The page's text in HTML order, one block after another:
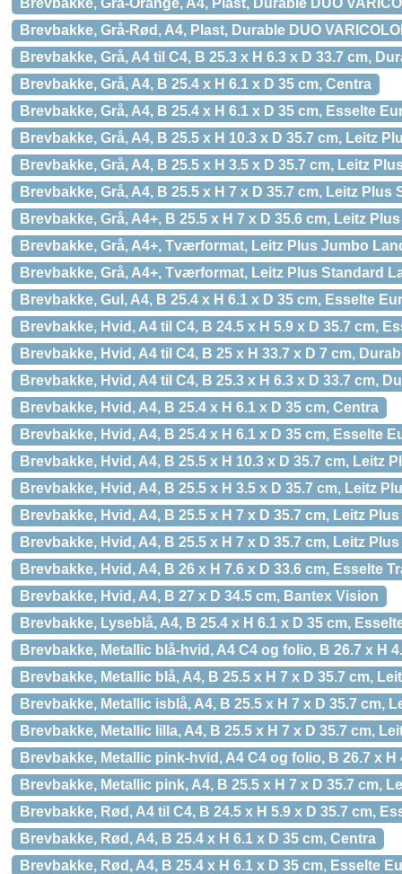
Brevbakke, Grå-Orange, A4, Plast, Durable DUO
Brevbakke, Grå-Rød, A4, Plast, Durable DUO
Brevbakke, Grå, A4 til C4, B 25.3 x H 6.3 x D 33.7 cm,
Brevbakke, Grå, A4, B 25.4 x H 6.1 x D 35 cm, Centra
Brevbakke, Grå, A4, B 25.4 x H 6.1 x D 35 cm, Esselte
Brevbakke, Grå, A4, B 25.5 x H 10.3 x D 35.7 cm, Leitz
Brevbakke, Grå, A4, B 25.5 x H 3.5 x D 35.7 cm, Leitz
Brevbakke, Grå, A4, B 25.5 x H 7 x D 35.7 cm, Leitz Plus
Brevbakke, Grå, A4+, B 25.5 x H 7 x D 35.6 cm, Leitz
Brevbakke, Grå, A4+, Tværformat, Leitz Plus Jumbo
Brevbakke, Grå, A4+, Tværformat, Leitz Plus Standard
Brevbakke, Gul, A4, B 25.4 x H 6.1 x D 35 cm, Esselte
Brevbakke, Hvid, A4 til C4, B 24.5 x H 5.9 x D 35.7 cm,
Brevbakke, Hvid, A4 til C4, B 25 x H 33.7 x D 7 cm,
Brevbakke, Hvid, A4 til C4, B 25.3 x H 6.3 x D 33.7 cm,
Brevbakke, Hvid, A4, B 25.4 x H 6.1 x D 35 cm, Centra
Brevbakke, Hvid, A4, B 25.4 x H 6.1 x D 35 cm, Esselte
Brevbakke, Hvid, A4, B 25.5 x H 10.3 x D 35.7 cm, Leitz
Brevbakke, Hvid, A4, B 25.5 x H 3.5 x D 35.7 cm, Leitz
Brevbakke, Hvid, A4, B 25.5 x H 7 x D 35.7 cm, Leitz
Brevbakke, Hvid, A4, B 25.5 x H 7 x D 35.7 cm, Leitz Plus
Brevbakke, Hvid, A4, B 26 x H 7.6 x D 33.6 cm, Esselte
Brevbakke, Hvid, A4, B 27 x D 34.5 cm, Bantex Vision
Brevbakke, Lyseblå, A4, B 25.4 x H 6.1 x D 35 cm,
Brevbakke, Metallic blå-hvid, A4 C4 og folio, B 26.7 x H
Brevbakke, Metallic blå, A4, B 25.5 x H 7 x D 35.7 cm,
Brevbakke, Metallic isblå, A4, B 25.5 x H 7 x D 35.7 cm,
Brevbakke, Metallic lilla, A4, B 25.5 x H 7 x D 35.7 cm,
Brevbakke, Metallic pink-hvid, A4 C4 og folio, B 26.7 x H
Brevbakke, Metallic pink, A4, B 25.5 x H 7 x D 35.7 cm,
Brevbakke, Rød, A4 til C4, B 24.5 x H 5.9 x D 35.7 cm,
Brevbakke, Rød, A4, B 25.4 x H 6.1 x D 35 cm, Centra
Brevbakke, Rød, A4, B 25.4 x H 6.1 x D 35 cm, Esselte